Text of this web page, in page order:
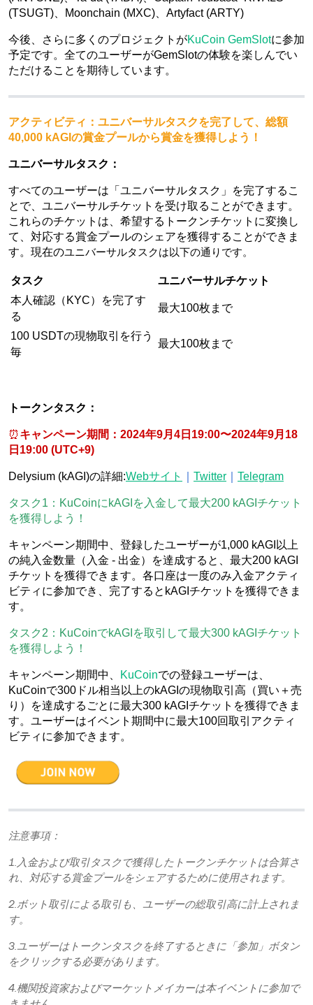
(TSUGT)、Moonchain (MXC)、Artyfact (ARTY)
今後、さらに多くのプロジェクトがKuCoin GemSlotに参加
予定です。全てのユーザーがGemSlotの体験を楽しんでい
ただけることを期待しています。
アクティビティ：ユニバーサルタスクを完了して、総額
40,000 kAGIの賞金プールから賞金を獲得しよう！
ユニバーサルタスク：
すべてのユーザーは「ユニバーサルタスク」を完了するこ
とで、ユニバーサルチケットを受け取ることができます。
これらのチケットは、希望するトークンチケットに変換し
て、対応する賞金プールのシェアを獲得することができま
す。現在のユニバーサルタスクは以下の通りです。
タスク
ユニバーサルチケット
本人確認（KYC）を完了す
る
最大100枚まで
100 USDTの現物取引を行う
毎
最大100枚まで
トークンタスク：
⏰ キャンペーン期間：2024年9月4日19:00〜2024年9月18
日19:00 (UTC+9)
Delysium (kAGI)の詳細:Webサイト Twitter Telegram
タスク1：KuCoinにkAGIを入金して最大200 kAGIチケット
を獲得しよう！
キャンペーン期間中、登録したユーザーが1,000 kAGI以上
の純入金数量（入金 - 出金）を達成すると、最大200 kAGI
チケットを獲得できます。各口座は一度のみ入金アクティ
ビティに参加でき、完了するとkAGIチケットを獲得できま
す。
タスク2：KuCoinでkAGIを取引して最大300 kAGIチケット
を獲得しよう！
キャンペーン期間中、 KuCoinでの登録ユーザーは、
KuCoinで300ドル相当以上のkAGIの現物取引高（買い＋売
り）を達成するごとに最大300 kAGIチケットを獲得できま
す。ユーザーはイベント期間中に最大100回取引アクティ
ビティに参加できます。
注意事項：
1.入金および取引タスクで獲得したトークンチケットは合算さ
れ、対応する賞金プールをシェアするために使用されます。
2.ボット取引による取引も、ユーザーの総取引高に計上されま
す。
3.ユーザーはトークンタスクを終了するときに「参加」ボタン
をクリックする必要があります。
4.機関投資家およびマーケットメイカーは本イベントに参加で